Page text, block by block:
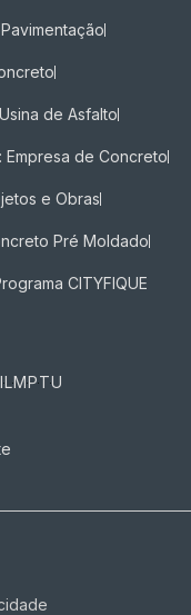
Usina de Asfalto
Empresa de Concreto
e Obras
Pré Moldado
CITYFIQUE
ILMPTU